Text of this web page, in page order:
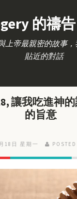
的禱
上帝最親密的故事
貼近的對話
讓我吃進神
的旨意
18日 星期一